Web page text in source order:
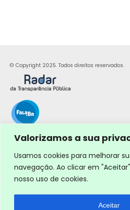
Valorizamos a sua
Usamos cookies para melhorar
navegação. Ao clicar em
nosso uso de cookies.
Aceitar
© Copyright 2025. Todos direitos reservados.